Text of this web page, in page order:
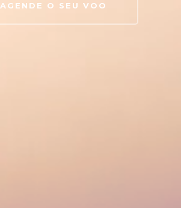
AGENDE O SEU VOO